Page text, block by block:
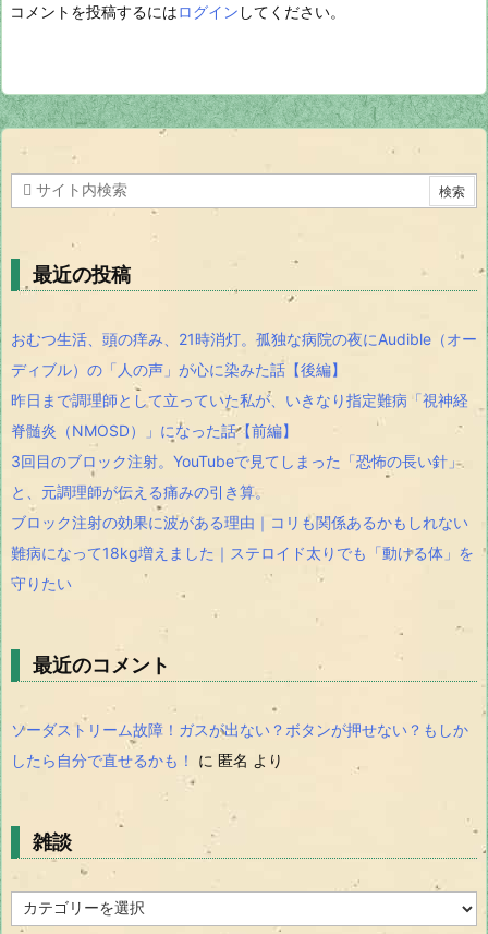
コメントを投稿するにはログイン してください。
最近の投稿
おむつ生活、頭の痒み、21時消灯。孤独な病院の夜にAudible（オー
ディブル）の「人の声」が心に染みた話【後編】
昨日まで調理師として立っていた私が、いきなり指定難病「視神経
脊髄炎（NMOSD）」になった話【前編】
3回目のブロック注射。YouTubeで見てしまった「恐怖の長い針」
と、元調理師が伝える痛みの引き算。
ブロック注射の効果に波がある理由｜コリも関係あるかもしれない
難病になって18kg増えました｜ステロイド太りでも「動ける体」を
守りたい
最近のコメント
ソーダストリーム故障！ガスが出ない？ボタンが押せない？もしか
したら自分で直せるかも！
に 匿名 より
雑談
談